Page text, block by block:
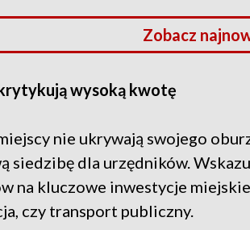
Zobacz
wysoką kwotę
nie ukrywają swojego
siedzibę dla urzędników.
na kluczowe inwestycje
czy transport publiczny.